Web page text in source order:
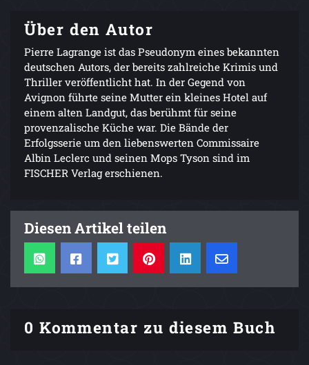
Über den Autor
Pierre Lagrange ist das Pseudonym eines bekannten
deutschen Autors, der bereits zahlreiche Krimis und
Thriller veröffentlicht hat. In der Gegend von
Avignon führte seine Mutter ein kleines Hotel auf
einem alten Landgut, das berühmt für seine
provenzalische Küche war. Die Bände der
Erfolgsserie um den liebenswerten Commissaire
Albin Leclerc und seinen Mops Tyson sind im
FISCHER Verlag erschienen.
Diesen Artikel teilen
0 Kommentar zu diesem Buch